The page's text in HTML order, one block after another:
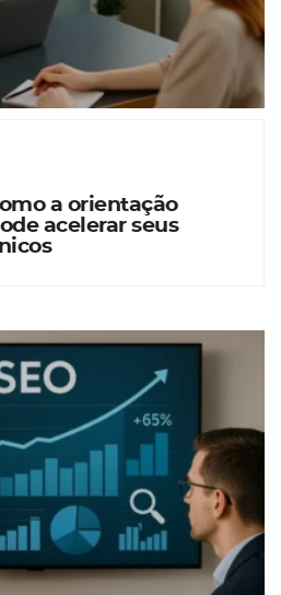
a orientação
acelerar seus